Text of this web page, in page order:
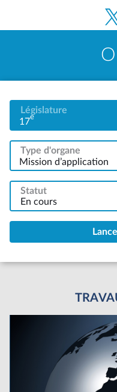
Législature
17e
Type d'organe
Mission d’application
Statut